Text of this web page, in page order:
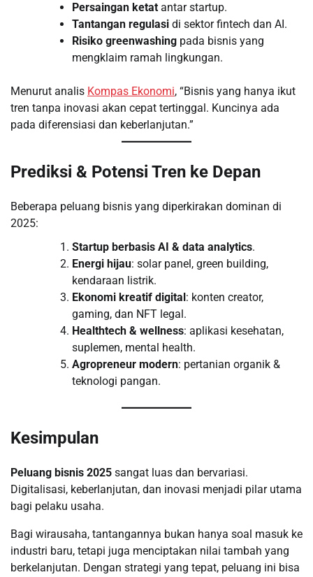
Persaingan ketat antar startup.
Tantangan regulasi di sektor fintech dan AI.
Risiko greenwashing pada bisnis yang
mengklaim ramah lingkungan.
Menurut analis Kompas Ekonomi, “Bisnis yang hanya ikut
tren tanpa inovasi akan cepat tertinggal. Kuncinya ada
pada diferensiasi dan keberlanjutan.”
Prediksi & Potensi Tren ke Depan
Beberapa peluang bisnis yang diperkirakan dominan di
2025:
Startup berbasis AI & data analytics.
Energi hijau: solar panel, green building,
kendaraan listrik.
Ekonomi kreatif digital : konten creator,
gaming, dan NFT legal.
Healthtech & wellness: aplikasi kesehatan,
suplemen, mental health.
Agropreneur modern: pertanian organik &
teknologi pangan.
Kesimpulan
Peluang bisnis 2025 sangat luas dan bervariasi.
Digitalisasi, keberlanjutan, dan inovasi menjadi pilar utama
bagi pelaku usaha.
Bagi wirausaha, tantangannya bukan hanya soal masuk ke
industri baru, tetapi juga menciptakan nilai tambah yang
berkelanjutan. Dengan strategi yang tepat, peluang ini bisa